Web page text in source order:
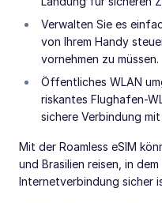
Verwalten Sie es
von Ihrem Handy
vornehmen zu müssen.
Öffentliches WLAN
riskantes Flughafen-
sichere Verbindung mit
Mit der Roamless eSIM
und Brasilien reisen, in
Internetverbindung sicher